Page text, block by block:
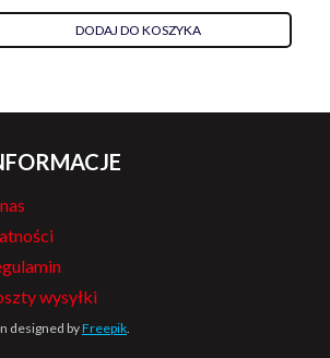
DODAJ DO KOSZYKA
wysyłki
designed byFreepik